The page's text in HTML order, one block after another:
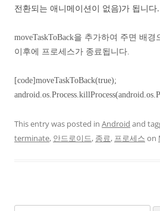
전환되는 애니메이션이 없음)가 됩니다.
moveTaskToBack을 추가하여 주면 배
이후에 프로세스가 종료됩니다.
[code]moveTaskToBack(true);
This entry was posted in Android and
terminate, 안드로이드, 종료, 프로세스 on